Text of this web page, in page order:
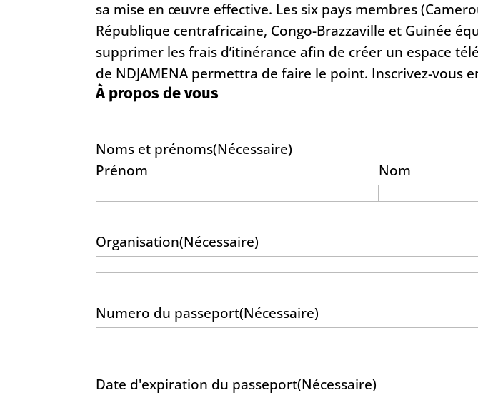
sa mise en œuvre effective. Les six pays membres
République centrafricaine, Congo-Brazzaville et Guinée
supprimer les frais d’itinérance afin de créer un espace
de NDJAMENA permettra de faire le point. Inscrivez-vous
À propos de vous
Noms et prénoms(Nécessaire)
Prénom
Nom
Organisation(Nécessaire)
Numero du passeport(Nécessaire)
Date d'expiration du passeport(Nécessaire)